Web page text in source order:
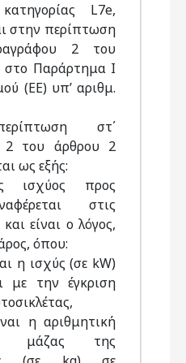
L7e,
στην περίπτωση
2 του
στο Παράρτημα Ι
(ΕΕ) υπ’ αριθμ.
στ΄
2 του άρθρου 2
ως εξής:
ισχύος προς
στις
είναι ο λόγος,
όπου:
η ισχύς (σε kW)
με την έγκριση
η αριθμητική
μάζας της